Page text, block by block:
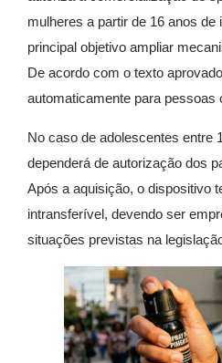
mulheres a partir de 16 anos de
principal objetivo ampliar
De acordo com o texto
automaticamente para pessoas
No caso de adolescentes entre
dependerá de autorização dos
Após a aquisição, o dispositivo
intransferível, devendo ser
situações previstas na